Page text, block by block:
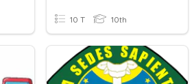
10 T 10th